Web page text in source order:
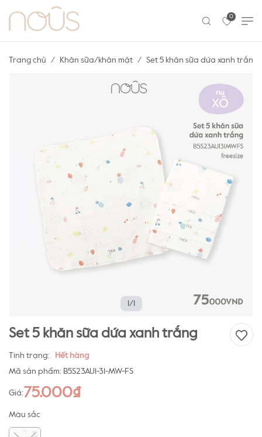
0
Trang chủ Khăn sữa/khăn mặt Set 5 khăn sữa dứa xanh trắng
1/1
Set 5 khăn sữa dứa xanh trắng
Tình trạng:
Hết hàng
Mã sản phẩm: B5S23AU1-31-MW-FS
Giá:75.000₫
Màu sắc